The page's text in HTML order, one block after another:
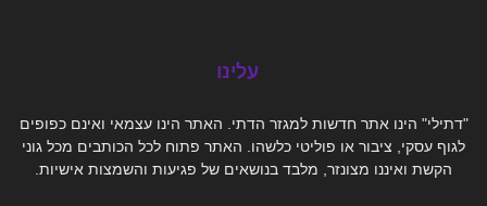
עלינו
"דתילי" הינו אתר חדשות למגזר הדתי. האתר הינו עצמאי ואינם כפופים
לגוף עסקי, ציבור או פוליטי כלשהו. האתר פתוח לכל הכותבים מכל גוני
הקשת ואיננו מצונזר, מלבד בנושאים של פגיעות והשמצות אישיות.